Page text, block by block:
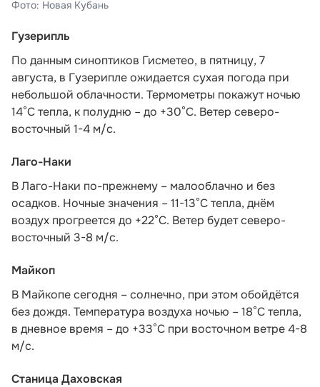
Фото: Новая Кубань
Гузерипль
По данным синоптиков Гисметео, в пятницу, 7
августа, в Гузерипле ожидается сухая погода при
небольшой облачности. Термометры покажут ночью
14°С тепла, к полудню – до +30°С. Ветер северо-
восточный 1-4 м/с.
Лаго-Наки
В Лаго-Наки по-прежнему – малооблачно и без
осадков. Ночные значения – 11-13°С тепла, днём
воздух прогреется до +22°С. Ветер будет северо-
восточный 3-8 м/с.
Майкоп
В Майкопе сегодня – солнечно, при этом обойдётся
без дождя. Температура воздуха ночью – 18°С тепла,
в дневное время – до +33°С при восточном ветре 4-8
м/с.
Станица Даховская